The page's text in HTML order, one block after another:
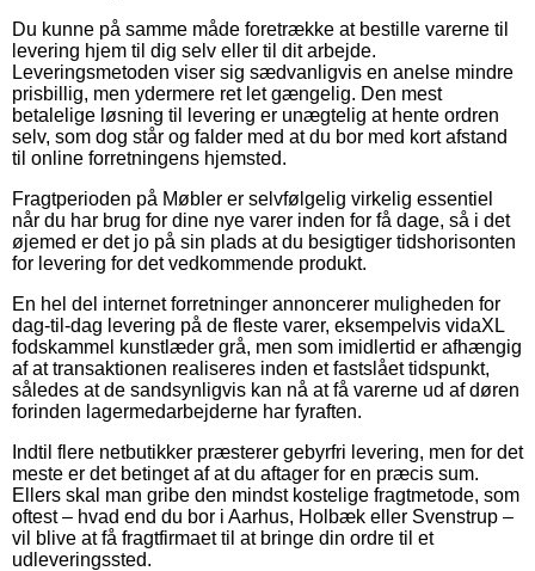
Du kunne på samme måde foretrække at bestille varerne til
levering hjem til dig selv eller til dit arbejde.
Leveringsmetoden viser sig sædvanligvis en anelse mindre
prisbillig, men ydermere ret let gængelig. Den mest
betalelige løsning til levering er unægtelig at hente ordren
selv, som dog står og falder med at du bor med kort afstand
til online forretningens hjemsted.
Fragtperioden på Møbler er selvfølgelig virkelig essentiel
når du har brug for dine nye varer inden for få dage, så i det
øjemed er det jo på sin plads at du besigtiger tidshorisonten
for levering for det vedkommende produkt.
En hel del internet forretninger annoncerer muligheden for
dag-til-dag levering på de fleste varer, eksempelvis vidaXL
fodskammel kunstlæder grå, men som imidlertid er afhængig
af at transaktionen realiseres inden et fastslået tidspunkt,
således at de sandsynligvis kan nå at få varerne ud af døren
forinden lagermedarbejderne har fyraften.
Indtil flere netbutikker præsterer gebyrfri levering, men for det
meste er det betinget af at du aftager for en præcis sum.
Ellers skal man gribe den mindst kostelige fragtmetode, som
oftest – hvad end du bor i Aarhus, Holbæk eller Svenstrup –
vil blive at få fragtfirmaet til at bringe din ordre til et
udleveringssted.